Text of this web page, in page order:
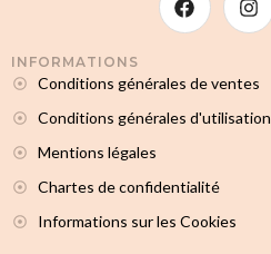
INFORMATIONS
Conditions générales de ventes
Conditions générales d'utilisation
Mentions légales
Chartes de confidentialité
Informations sur les Cookies